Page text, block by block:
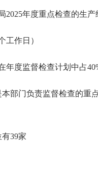
2025年度重点检查的生
工作日）
年度监督检查计划中占
部门负责监督检查的重
39家